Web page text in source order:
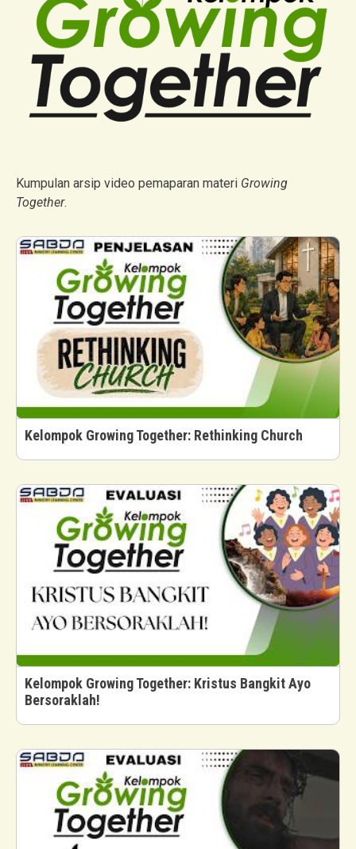
Kumpulan arsip video pemaparan materi Growing
Together.
Kelompok Growing Together: Rethinking Church
Kelompok Growing Together: Kristus Bangkit Ayo
Bersoraklah!